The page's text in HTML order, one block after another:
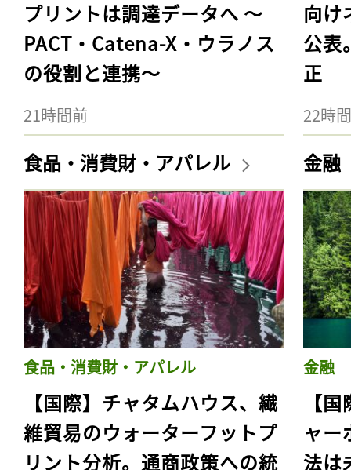
プリントは調達データへ 〜
PACT・Catena-X・ウラノス
の役割と連携〜
21時間前
向け
公表
正
22時
食品・消費財・アパレル
食品・消費財・アパレル
【国際】チャタムハウス、繊
維貿易のウォーターフットプ
リント分析。通商政策への統
金融
金融
【
ャー
法は